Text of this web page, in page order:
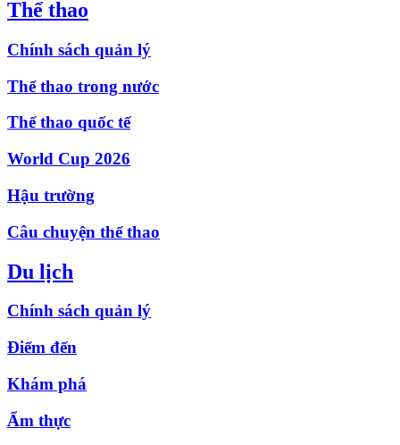
Thể thao
Chính sách quản lý
Thể thao trong nước
Thể thao quốc tế
World Cup 2026
Hậu trường
Câu chuyện thể thao
Du lịch
Chính sách quản lý
Điểm đến
Khám phá
Ẩm thực